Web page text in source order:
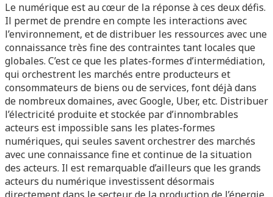
Le numérique est au cœur de la réponse à ces deux défis.
Il permet de prendre en compte les interactions avec
l’environnement, et de distribuer les ressources avec une
connaissance très fine des contraintes tant locales que
globales. C’est ce que les plates-formes d’intermédiation,
qui orchestrent les marchés entre producteurs et
consommateurs de biens ou de services, font déjà dans
de nombreux domaines, avec Google, Uber, etc. Distribuer
l’électricité produite et stockée par d’innombrables
acteurs est impossible sans les plates-formes
numériques, qui seules savent orchestrer des marchés
avec une connaissance fine et continue de la situation
des acteurs. Il est remarquable d’ailleurs que les grands
acteurs du numérique investissent désormais